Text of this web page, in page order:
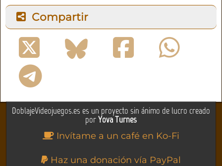
Compartir
DoblajeVideojuegos.es es un proyecto sin ánimo de lucro creado
porYova Turnes
Invítame a un café en Ko-Fi
Haz una donación vía PayPal